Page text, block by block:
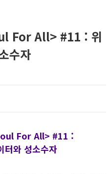
For All> #11 : 위
수자
For All> #11 :
터와 성소수자